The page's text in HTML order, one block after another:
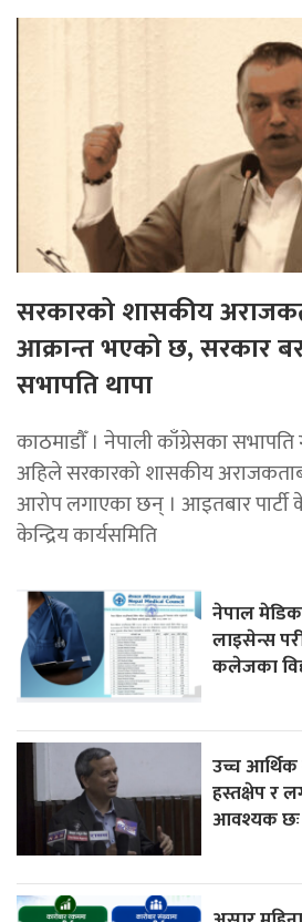
सरकारको शासकीय
आक्रान्त भएको छ, सरकार
सभापति थापा
काठमाडाैँ । नेपाली काँग्रेसका
अहिले सरकारको शासकीय
आरोप लगाएका छन् । आइतबार पार्टी
केन्द्रिय कार्यसमिति
नेपाल
लाइसेन्स
कलेजका
उच्च आर्थिक
हस्तक्षेप र
आवश्यक छः